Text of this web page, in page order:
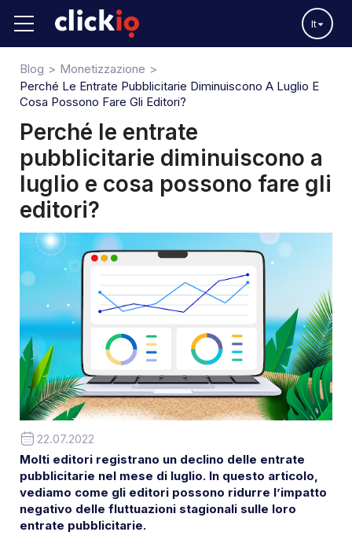
It
Blog
Monetizzazione
Perché Le Entrate Pubblicitarie Diminuiscono A Luglio E
Cosa Possono Fare Gli Editori?
Perché le entrate
pubblicitarie diminuiscono a
luglio e cosa possono fare gli
editori?
22.07.2022
Molti editori registrano un declino delle entrate
pubblicitarie nel mese di luglio. In questo articolo,
vediamo come gli editori possono ridurre l’impatto
negativo delle fluttuazioni stagionali sulle loro
entrate pubblicitarie.